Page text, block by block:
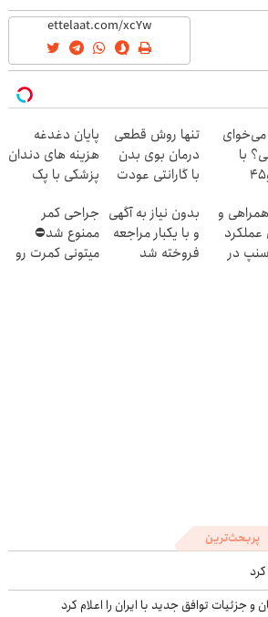
(40%off)
می‌خوای
با
خودرو۴۵
تنها روش قطعی
درمان بوی بدن
با گارانتی عودت
ببین
پایان دغدغه
هزینه های دندان
پزشکی با پک
خانگی
و
در
بدون نیاز به آگهی
و با یکبار مراجعه
فروخته شد
جراحی کمر
ممنوع شد⛔
میتونی کمرت رو
پربحث‌ترین
و جزئیات توافق جدید با ایران را اعلام کرد